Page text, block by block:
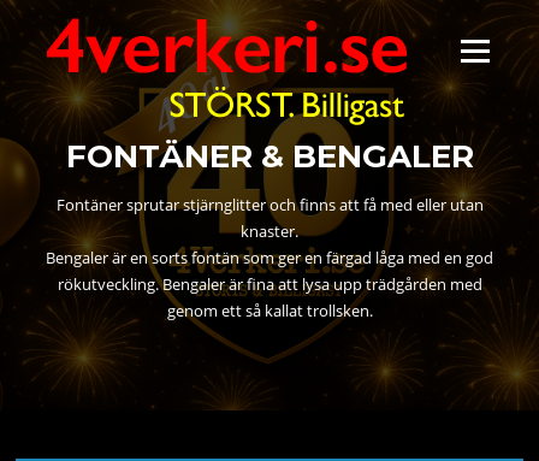
Hoppa
innehåll
Meny
FONTÄNER & BENGALER
Fontäner sprutar stjärnglitter och finns att få med eller utan
knaster.
Bengaler är en sorts fontän som ger en färgad låga med en god
rökutveckling. Bengaler är fina att lysa upp trädgården med
genom ett så kallat trollsken.